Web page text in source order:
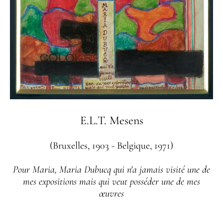
E.L.T. Mesens
(Bruxelles, 1903 - Belgique, 1971)
Pour Maria, Maria Dubucq qui n'a jamais visité une de
mes expositions mais qui veut posséder une de mes
œuvres